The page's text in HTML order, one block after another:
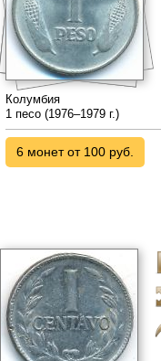
Колумбия
1 песо (1976–1979 г.)
6 монет от 100 руб.